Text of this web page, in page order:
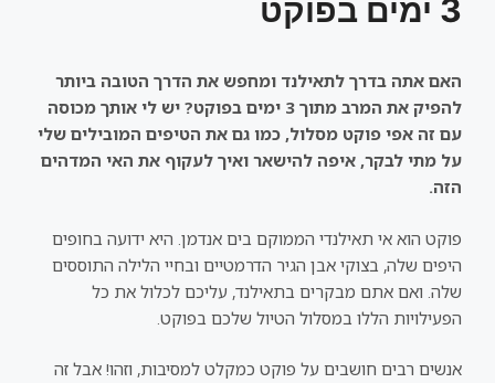
3 ימים בפוקט
האם אתה בדרך לתאילנד ומחפש את הדרך הטובה ביותר
להפיק את המרב מתוך 3 ימים בפוקט? יש לי אותך מכוסה
עם זה אפי פוקט מסלול, כמו גם את הטיפים המובילים שלי
על מתי לבקר, איפה להישאר ואיך לעקוף את האי המדהים
הזה.
פוקט הוא אי תאילנדי הממוקם בים אנדמן. היא ידועה בחופים
היפים שלה, בצוקי אבן הגיר הדרמטיים ובחיי הלילה התוססים
שלה. ואם אתם מבקרים בתאילנד, עליכם לכלול את כל
הפעילויות הללו במסלול הטיול שלכם בפוקט.
אנשים רבים חושבים על פוקט כמקלט למסיבות, וזהו! אבל זה